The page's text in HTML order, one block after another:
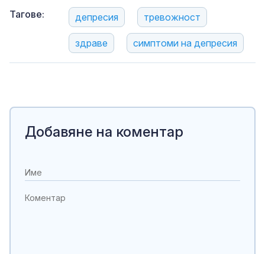
Тагове: депресия тревожност
здраве симптоми на депресия
Добавяне на коментар